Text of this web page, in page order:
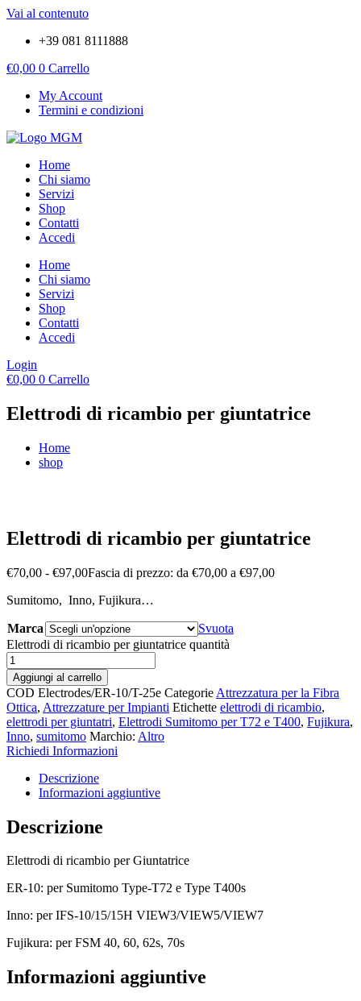
Vai al contenuto
+39 081 8111888
€0,00 0 Carrello
My Account
Termini e condizioni
Home
Chi siamo
Servizi
Shop
Contatti
Accedi
Home
Chi siamo
Servizi
Shop
Contatti
Accedi
Login
€0,00 0 Carrello
Elettrodi di ricambio per giuntatrice
Home
shop
Elettrodi di ricambio per giuntatrice
€70,00 - €97,00Fascia di prezzo: da €70,00 a €97,00
Sumitomo, Inno, Fujikura…
Marca
Svuota
Elettrodi di ricambio per giuntatrice quantità
Aggiungi al carrello
COD Electrodes/ER-10/T-25e Categorie Attrezzatura per la Fibra
Ottica, Attrezzature per Impianti Etichette elettrodi di ricambio,
elettrodi per giuntatri, Elettrodi Sumitomo per T72 e T400, Fujikura,
Inno, sumitomo Marchio: Altro
Richiedi Informazioni
Descrizione
Informazioni aggiuntive
Descrizione
Elettrodi di ricambio per Giuntatrice
ER-10: per Sumitomo Type-T72 e Type T400s
Inno: per IFS-10/15/15H VIEW3/VIEW5/VIEW7
Fujikura: per FSM 40, 60, 62s, 70s
Informazioni aggiuntive